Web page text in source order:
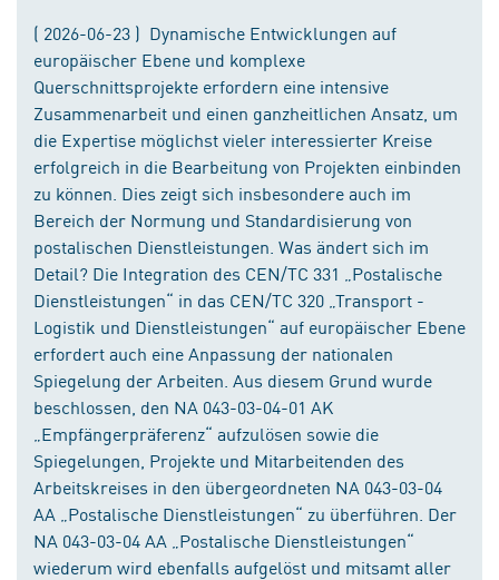
( 2026-06-23 ) Dynamische Entwicklungen auf
europäischer Ebene und komplexe
Querschnittsprojekte erfordern eine intensive
Zusammenarbeit und einen ganzheitlichen Ansatz, um
die Expertise möglichst vieler interessierter Kreise
erfolgreich in die Bearbeitung von Projekten einbinden
zu können. Dies zeigt sich insbesondere auch im
Bereich der Normung und Standardisierung von
postalischen Dienstleistungen. Was ändert sich im
Detail? Die Integration des CEN/TC 331 „Postalische
Dienstleistungen“ in das CEN/TC 320 „Transport -
Logistik und Dienstleistungen“ auf europäischer Ebene
erfordert auch eine Anpassung der nationalen
Spiegelung der Arbeiten. Aus diesem Grund wurde
beschlossen, den NA 043-03-04-01 AK
„Empfängerpräferenz“ aufzulösen sowie die
Spiegelungen, Projekte und Mitarbeitenden des
Arbeitskreises in den übergeordneten NA 043-03-04
AA „Postalische Dienstleistungen“ zu überführen. Der
NA 043-03-04 AA „Postalische Dienstleistungen“
wiederum wird ebenfalls aufgelöst und mitsamt aller